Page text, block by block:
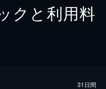
クと利用料
31日間